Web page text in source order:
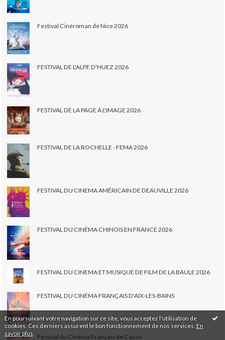
En poursuivant votre navigation sur ce site, vous acceptez l'utilisation de
cookies. Ces derniers assurent le bon fonctionnement de nos services. En
savoir plus
Festival Cinéroman de Nice 2026
FESTIVAL DE L'ALPE D'HUEZ 2026
FESTIVAL DE LA PAGE À L'IMAGE 2026
FESTIVAL DE LA ROCHELLE - FEMA 2026
FESTIVAL DU CINEMA AMÉRICAIN DE DEAUVILLE 2026
FESTIVAL DU CINÉMA CHINOIS EN FRANCE 2026
FESTIVAL DU CINEMA ET MUSIQUE DE FILM DE LA BAULE 2026
FESTIVAL DU CINÉMA FRANÇAIS D'AIX-LES-BAINS
Festival du Cinéma Français de Cassis